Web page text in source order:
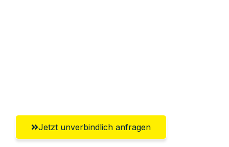
Jetzt unverbindlich anfragen